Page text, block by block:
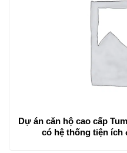
Dự án căn hộ cao cấp
có hệ thống tiện